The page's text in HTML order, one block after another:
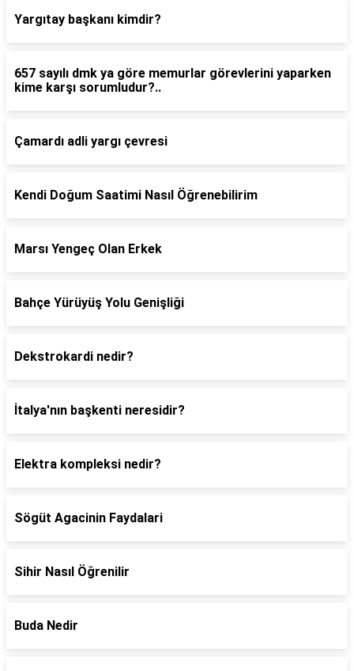
Yargıtay başkanı kimdir?
657 sayılı dmk ya göre memurlar görevlerini yaparken
kime karşı sorumludur?..
Çamardı adli yargı çevresi
Kendi Doğum Saatimi Nasıl Öğrenebilirim
Marsı Yengeç Olan Erkek
Bahçe Yürüyüş Yolu Genişliği
Dekstrokardi nedir?
İtalya'nın başkenti neresidir?
Elektra kompleksi nedir?
Sögüt Agacinin Faydalari
Sihir Nasıl Öğrenilir
Buda Nedir